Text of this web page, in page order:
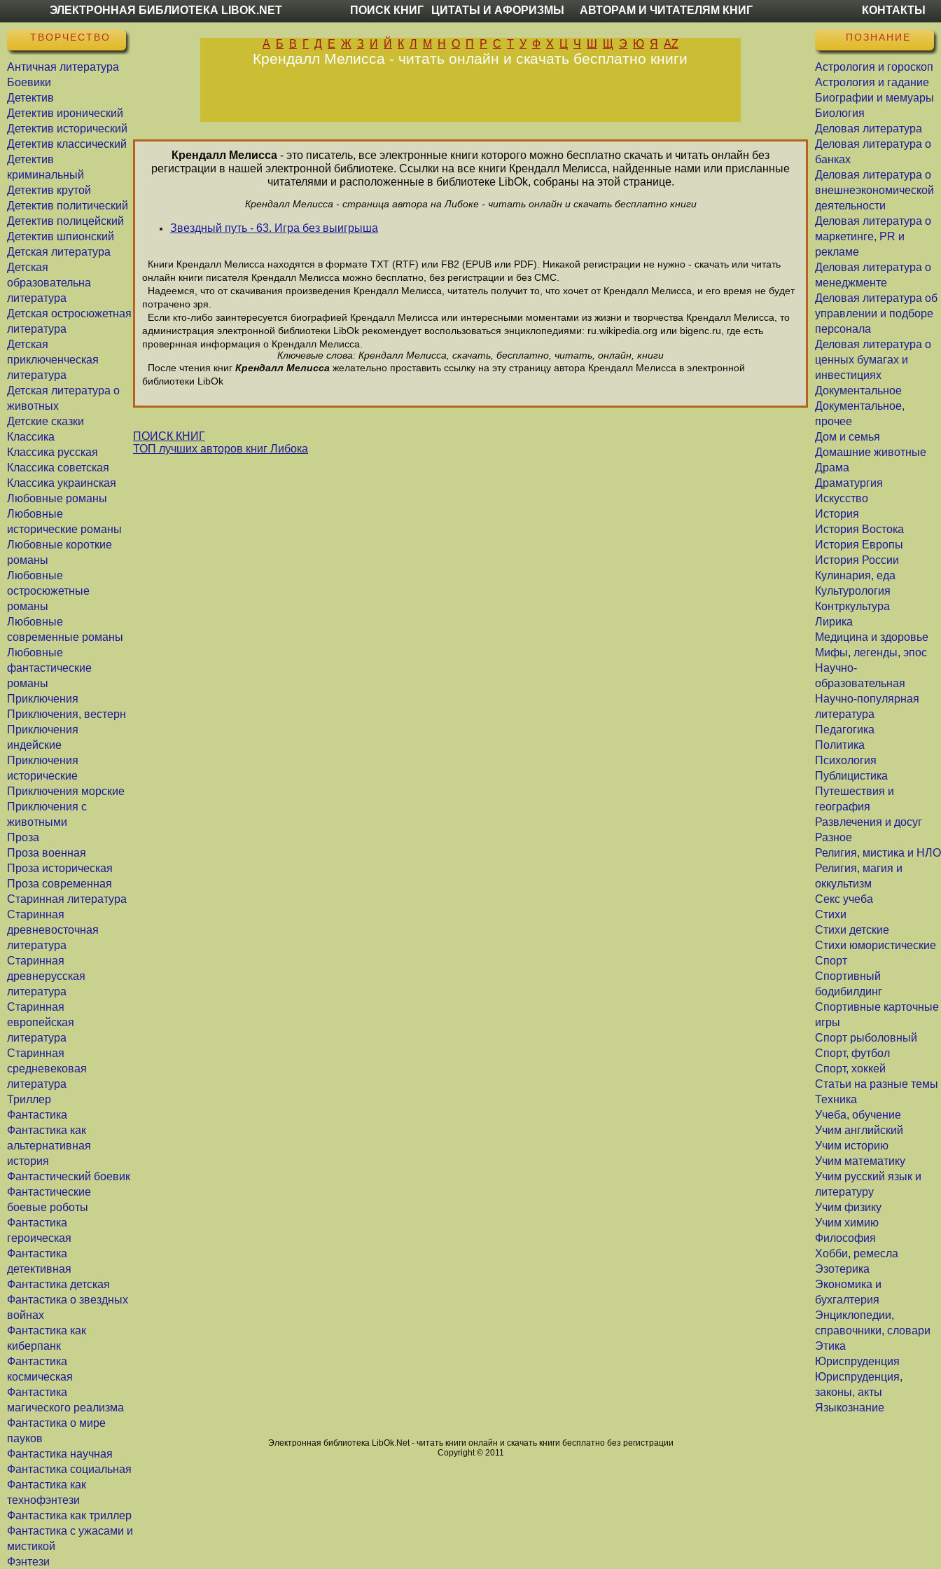
ЭЛЕКТРОННАЯ БИБЛИОТЕКА LIBOK.NET ПОИСК КНИГ ЦИТАТЫ И АФОРИЗМЫ АВТОРАМ И ЧИТАТЕЛЯМ КНИГ КОНТАКТЫ
ТВОРЧЕСТВО
Античная литература
Боевики
Детектив
Детектив иронический
Детектив исторический
Детектив классический
Детектив
криминальный
Детектив крутой
Детектив политический
Детектив полицейский
Детектив шпионский
Детская литература
Детская
образовательна
литература
Детская остросюжетная
литература
Детская
приключенческая
литература
Детская литература о
животных
Детские сказки
Классика
Классика русская
Классика советская
Классика украинская
Любовные романы
Любовные
исторические романы
Любовные короткие
романы
Любовные
остросюжетные
романы
Любовные
современные романы
Любовные
фантастические
романы
Приключения
Приключения, вестерн
Приключения
индейские
Приключения
исторические
Приключения морские
Приключения с
животными
Проза
Проза военная
Проза историческая
Проза современная
Старинная литература
Старинная
древневосточная
литература
Старинная
древнерусская
литература
Старинная
европейская
литература
Старинная
средневековая
литература
Триллер
Фантастика
Фантастика как
альтернативная
история
Фантастический боевик
Фантастические
боевые роботы
Фантастика
героическая
Фантастика
детективная
Фантастика детская
Фантастика о звездных
войнах
Фантастика как
киберпанк
Фантастика
космическая
Фантастика
магического реализма
Фантастика о мире
пауков
Фантастика научная
Фантастика социальная
Фантастика как
технофэнтези
Фантастика как триллер
Фантастика с ужасами и
мистикой
Фэнтези
ПОЗНАНИЕ
Астрология и гороскоп
Астрология и гадание
Биографии и мемуары
Биология
Деловая литература
Деловая литература о
банках
Деловая литература о
внешнеэкономической
деятельности
Деловая литература о
маркетинге, PR и
рекламе
Деловая литература о
менеджменте
Деловая литература об
управлении и подборе
персонала
Деловая литература о
ценных бумагах и
инвестициях
Документальное
Документальное,
прочее
Дом и семья
Домашние животные
Драма
Драматургия
Искусство
История
История Востока
История Европы
История России
Кулинария, еда
Культурология
Контркультура
Лирика
Медицина и здоровье
Мифы, легенды, эпос
Научно-
образовательная
Научно-популярная
литература
Педагогика
Политика
Психология
Публицистика
Путешествия и
география
Развлечения и досуг
Разное
Религия, мистика и НЛО
Религия, магия и
оккультизм
Секс учеба
Стихи
Стихи детские
Стихи юмористические
Спорт
Спортивный
бодибилдинг
Спортивные карточные
игры
Спорт рыболовный
Спорт, футбол
Спорт, хоккей
Статьи на разные темы
Техника
Учеба, обучение
Учим английский
Учим историю
Учим математику
Учим русский язык и
литературу
Учим физику
Учим химию
Философия
Хобби, ремесла
Эзотерика
Экономика и
бухгалтерия
Энциклопедии,
справочники, словари
Этика
Юриспруденция
Юриспруденция,
законы, акты
Языкознание
А Б В Г Д Е Ж З И Й К Л М Н О П Р С Т У Ф Х Ц Ч Ш Щ Э Ю Я AZ
Крендалл Мелисса - читать онлайн и скачать бесплатно книги
Крендалл Мелисса - это писатель, все электронные книги которого можно бесплатно скачать и читать онлайн без
регистрации в нашей электронной библиотеке. Ссылки на все книги Крендалл Мелисса, найденные нами или присланные
читателями и расположенные в библиотеке LibOk, собраны на этой странице.
Крендалл Мелисса - страница автора на Либоке - читать онлайн и скачать бесплатно книги
Звездный путь - 63. Игра без выигрыша
Книги Крендалл Мелисса находятся в формате ТХТ (RTF) или FB2 (EPUB или PDF). Никакой регистрации не нужно - скачать или читать
онлайн книги писателя Крендалл Мелисса можно бесплатно, без регистрации и без СМС.
Надеемся, что от скачивания произведения Крендалл Мелисса, читатель получит то, что хочет от Крендалл Мелисса, и его время не будет
потрачено зря.
Если кто-либо заинтересуется биографией Крендалл Мелисса или интересными моментами из жизни и творчества Крендалл Мелисса, то
администрация электронной библиотеки LibOk рекомендует воспользоваться энциклопедиями: ru.wikipedia.org или bigenc.ru, где есть
провернная информация о Крендалл Мелисса.
Ключевые слова: Крендалл Мелисса, скачать, бесплатно, читать, онлайн, книги
После чтения книг Крендалл Мелисса желательно проставить ссылку на эту страницу автора Крендалл Мелисса в электронной
библиотеки LibOk
ПОИСК КНИГ
ТОП лучших авторов книг Либока
Электронная библиотека LibOk.Net - читать книги онлайн и скачать книги бесплатно без регистрации
Copyright © 2011